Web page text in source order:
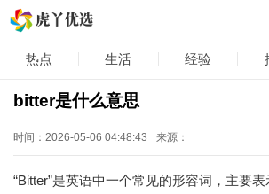
热点 生活 经验
bitter是什么意思
时间：2026-05-06 04:48:43 来源：
“Bitter”是英语中一个常见的形容词，主要表